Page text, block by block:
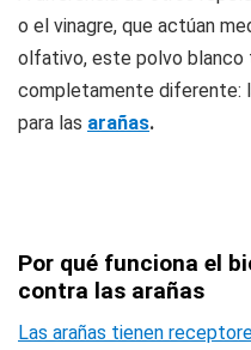
o el vinagre, que actúan
olfativo, este polvo blanco
completamente diferente:
para las arañas.
Por qué funciona el
contra las arañas
Las arañas tienen